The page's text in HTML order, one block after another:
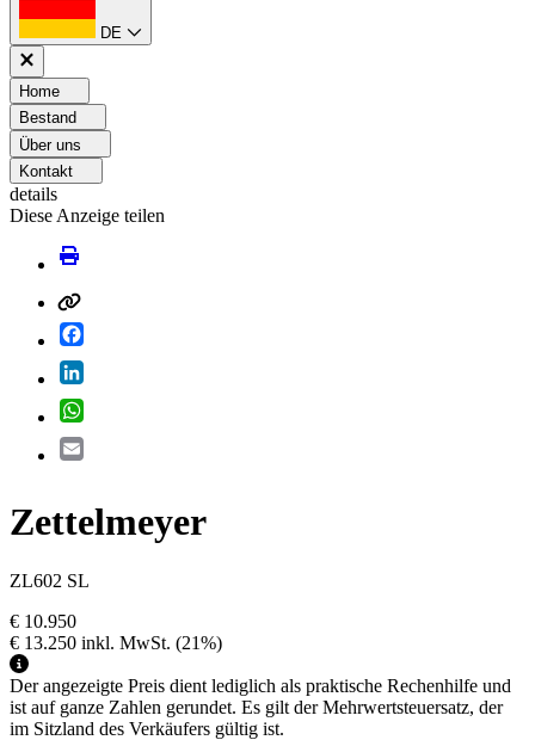
DE
Home
Bestand
Über uns
Kontakt
details
Diese Anzeige teilen
Zettelmeyer
ZL602 SL
€ 10.950
€ 13.250 inkl. MwSt. (21%)
Der angezeigte Preis dient lediglich als praktische Rechenhilfe und
ist auf ganze Zahlen gerundet. Es gilt der Mehrwertsteuersatz, der
im Sitzland des Verkäufers gültig ist.